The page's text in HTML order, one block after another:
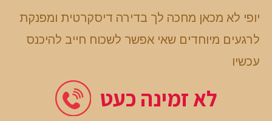
יופי לא מכאן מחכה לך בדירה דיסקרטית ומפנקת
לרגעים מיוחדים שאי אפשר לשכוח חייב להיכנס
עכשיו
לא זמינה כעט